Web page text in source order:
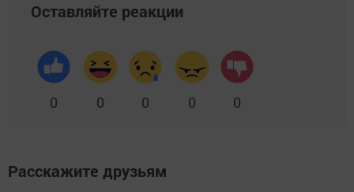
Оставляйте реакции
0 0 0 0 0
Расскажите друзьям